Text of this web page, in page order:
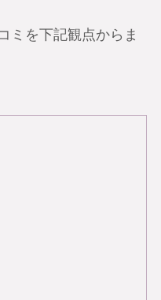
ミを下記観点からま